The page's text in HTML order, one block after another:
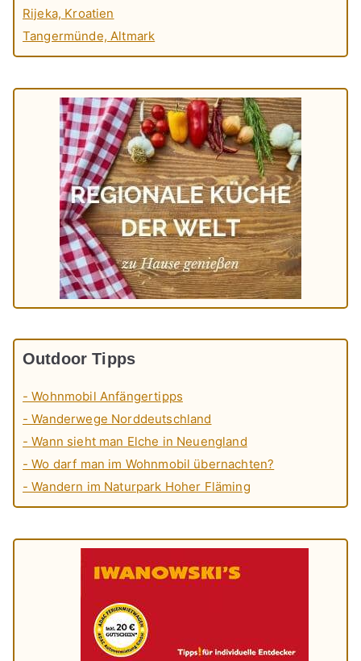
Rijeka, Kroatien
Tangermünde, Altmark
Outdoor Tipps
- Wohnmobil Anfängertipps
- Wanderwege Norddeutschland
- Wann sieht man Elche in Neuengland
- Wo darf man im Wohnmobil übernachten?
- Wandern im Naturpark Hoher Fläming